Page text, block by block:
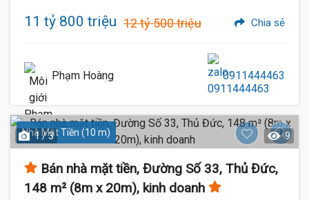
11 tỷ 800 triệu 12 tỷ 500 triệu Chia sẻ
Phạm Hoàng 0911444463
Nhà Mặt Tiền (10 m)
1 / 3 9
Bán nhà mặt tiền, Đường Số 33, Thủ Đức,
148 m² (8m x 20m), kinh doanh